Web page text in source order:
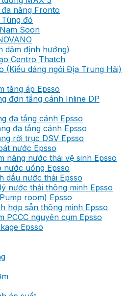
năng Fronto
đỏ
Soon
dăm định hướng)
Centro Thatch
(Kiểu dáng ngói Địa Trung Hải)
tăng áp Epsso
đơn tầng cánh Inline DP
đa tầng cánh Epsso
đa tầng cánh Epsso
rời trục DSV Epsso
nước Epsso
nâng nước thải vệ sinh Epsso
nước uống Epsso
dầu nước thải Epsso
nước thải thông minh Epsso
room) Epsso
hợp sẵn thông minh Epsso
PCCC nguyên cụm Epsso
Epsso